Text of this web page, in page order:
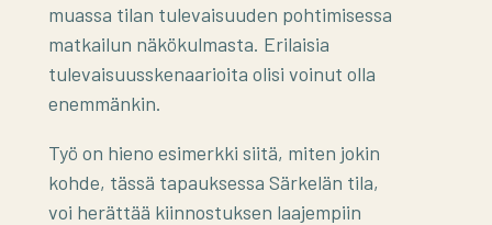
muassa tilan tulevaisuuden pohtimisessa
matkailun näkökulmasta. Erilaisia
tulevaisuusskenaarioita olisi voinut olla
enemmänkin.
Työ on hieno esimerkki siitä, miten jokin
kohde, tässä tapauksessa Särkelän tila,
voi herättää kiinnostuksen laajempiin